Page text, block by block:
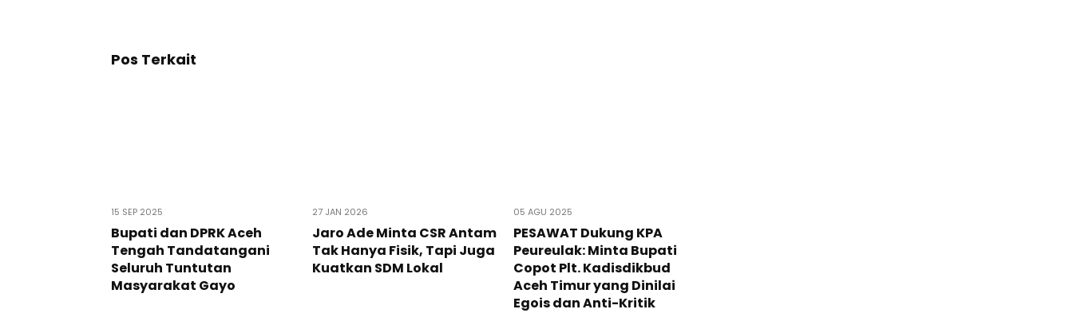
Pos Terkait
15 SEP 2025
Bupati dan DPRK Aceh
Tengah Tandatangani
Seluruh Tuntutan
Masyarakat Gayo
27 JAN 2026
Jaro Ade Minta CSR Antam
Tak Hanya Fisik, Tapi Juga
Kuatkan SDM Lokal
05 AGU 2025
PESAWAT Dukung KPA
Peureulak: Minta Bupati
Copot Plt. Kadisdikbud
Aceh Timur yang Dinilai
Egois dan Anti-Kritik